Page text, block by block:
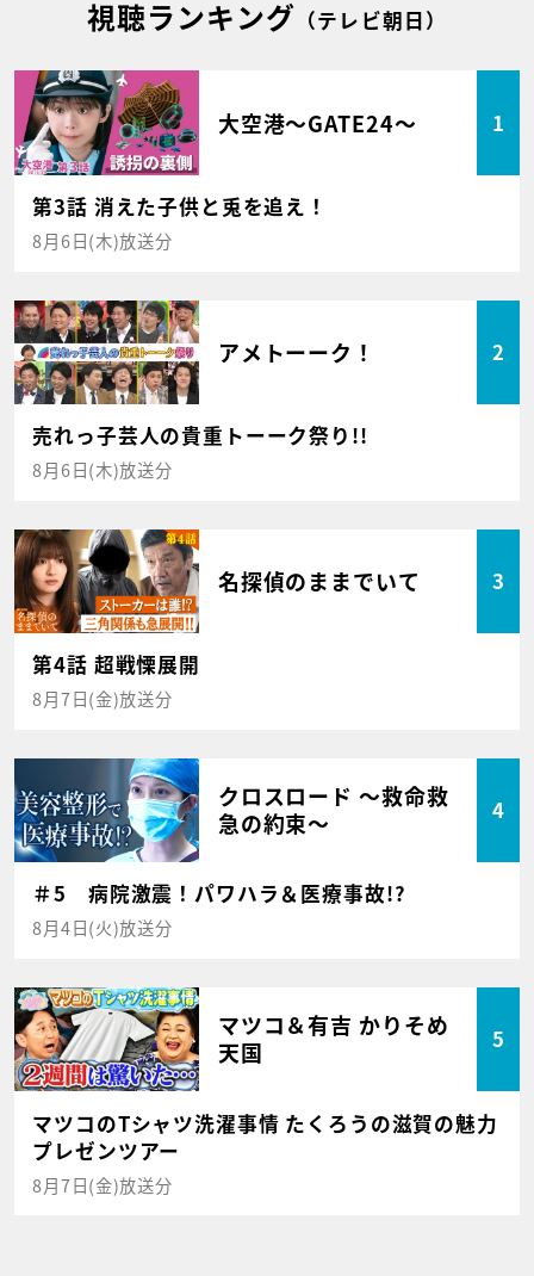
視聴ランキング （テレビ朝日）
大空港～GATE24～ 1
第3話 消えた子供と兎を追え！
8月6日(木)放送分
アメトーーク！ 2
売れっ子芸人の貴重トーーク祭り!!
8月6日(木)放送分
名探偵のままでいて 3
第4話 超戦慄展開
8月7日(金)放送分
クロスロード ～救命救
急の約束～
4
＃5 病院激震！パワハラ＆医療事故!?
8月4日(火)放送分
マツコ＆有吉 かりそめ
天国
5
マツコのTシャツ洗濯事情 たくろうの滋賀の魅力
プレゼンツアー
8月7日(金)放送分